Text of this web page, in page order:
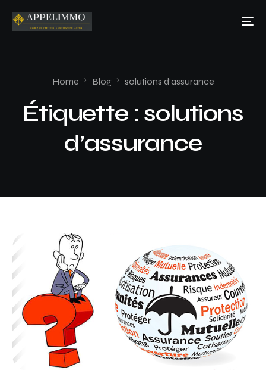
Home Blog solutions d’assurance
Étiquette : solutions
d’assurance